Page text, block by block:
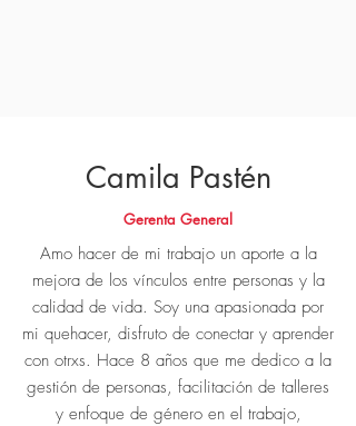
Camila Pastén
Gerenta General
Amo hacer de mi trabajo un aporte a la
mejora de los vínculos entre personas y la
calidad de vida. Soy una apasionada por
mi quehacer, disfruto de conectar y aprender
con otrxs. Hace 8 años que me dedico a la
gestión de personas, facilitación de talleres
yenfoque de género en el trabajo,